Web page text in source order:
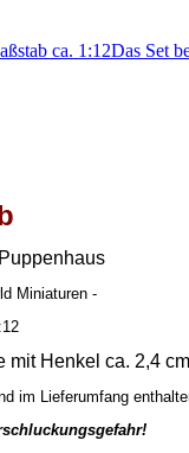
ca. 1:12Das Set
Miniaturen -
Henkel ca. 2,4
im Lieferumfang